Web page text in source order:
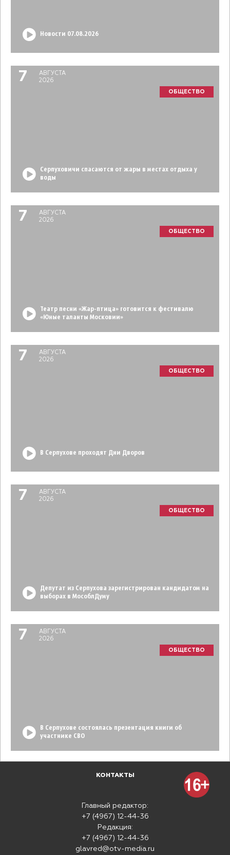
Новости 07.08.2026
7
АВГУСТА
2026
ОБЩЕСТВО
Серпуховичи спасаются от жары в местах отдыха у
воды
7
АВГУСТА
2026
ОБЩЕСТВО
Театр песни «Жар-птица» готовится к фестивалю
«Юные таланты Московии»
7
АВГУСТА
2026
ОБЩЕСТВО
В Серпухове проходят Дни Дворов
7
АВГУСТА
2026
ОБЩЕСТВО
Депутат из Серпухова зарегистрирован кандидатом на
выборах в МособлДуму
7
АВГУСТА
2026
ОБЩЕСТВО
В Серпухове состоялась презентация книги об
участнике СВО
КОНТАКТЫ
Главный редактор:
+7 (4967) 12-44-36
Редакция:
+7 (4967) 12-44-36
glavred@otv-media.ru